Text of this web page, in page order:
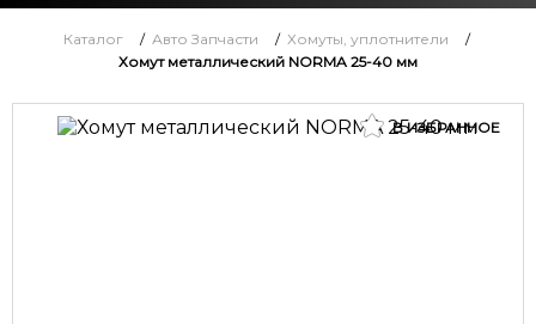
Каталог / Авто Запчасти / Хомуты, уплотнители
/
Хомут металлический NORMA 25-40 мм
В ИЗБРАННОЕ